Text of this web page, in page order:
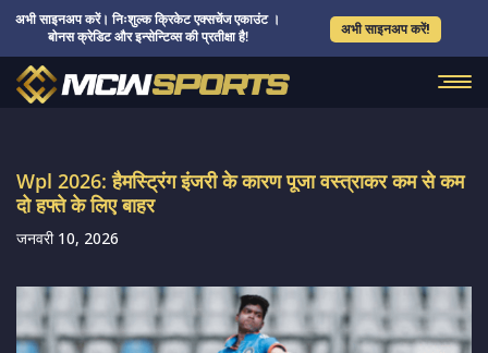
अभी साइनअप करें। निःशुल्क क्रिकेट एक्सचेंज एकाउंट ।
बोनस क्रेडिट और इन्सेन्टिव्स की प्रतीक्षा है!
अभी साइनअप करें!
Wpl 2026: हैमस्ट्रिंग इंजरी के कारण पूजा वस्त्राकर कम से कम
दो हफ्ते के लिए बाहर
जनवरी 10, 2026